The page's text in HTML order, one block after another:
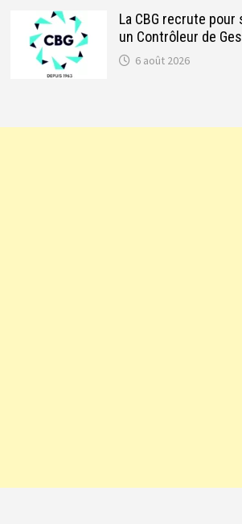
La CBG recrute
un Contrôleur de
6 août 2026